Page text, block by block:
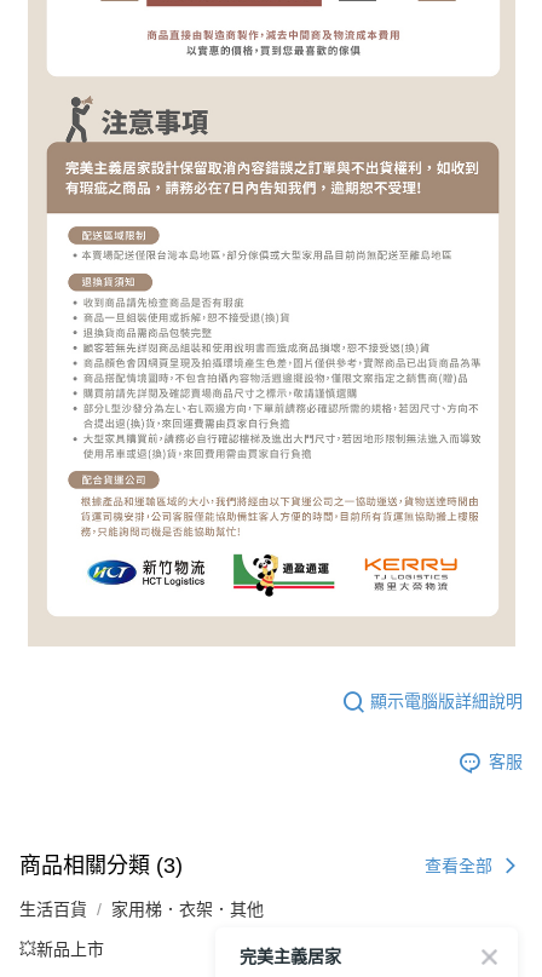
顯示電腦版詳細說明
客服
商品相關分類 (3) 查看全部
生活百貨 家用梯．衣架．其他
💥新品上市 完美主義居家